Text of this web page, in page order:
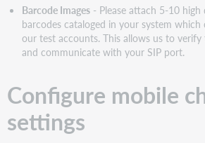
Barcode Images- Please attach 5-10 high
barcodes cataloged in your system
our test accounts. This allows us to
and communicate with your SIP port.
Configure mobile
settings